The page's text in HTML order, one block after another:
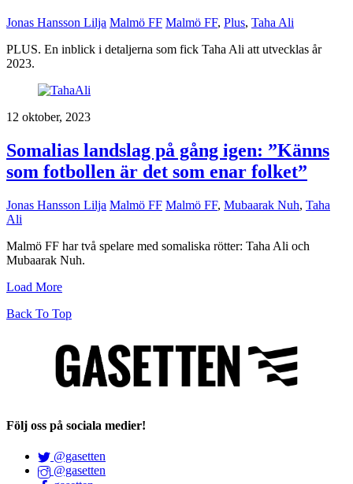
Jonas Hansson Lilja Malmö FF Malmö FF, Plus, Taha Ali
PLUS. En inblick i detaljerna som fick Taha Ali att utvecklas år
2023.
12 oktober, 2023
Somalias landslag på gång igen: ”Känns
som fotbollen är det som enar folket”
Jonas Hansson Lilja Malmö FF Malmö FF, Mubaarak Nuh, Taha
Ali
Malmö FF har två spelare med somaliska rötter: Taha Ali och
Mubaarak Nuh.
Load More
Back To Top
Följ oss på sociala medier!
@gasetten
@gasetten